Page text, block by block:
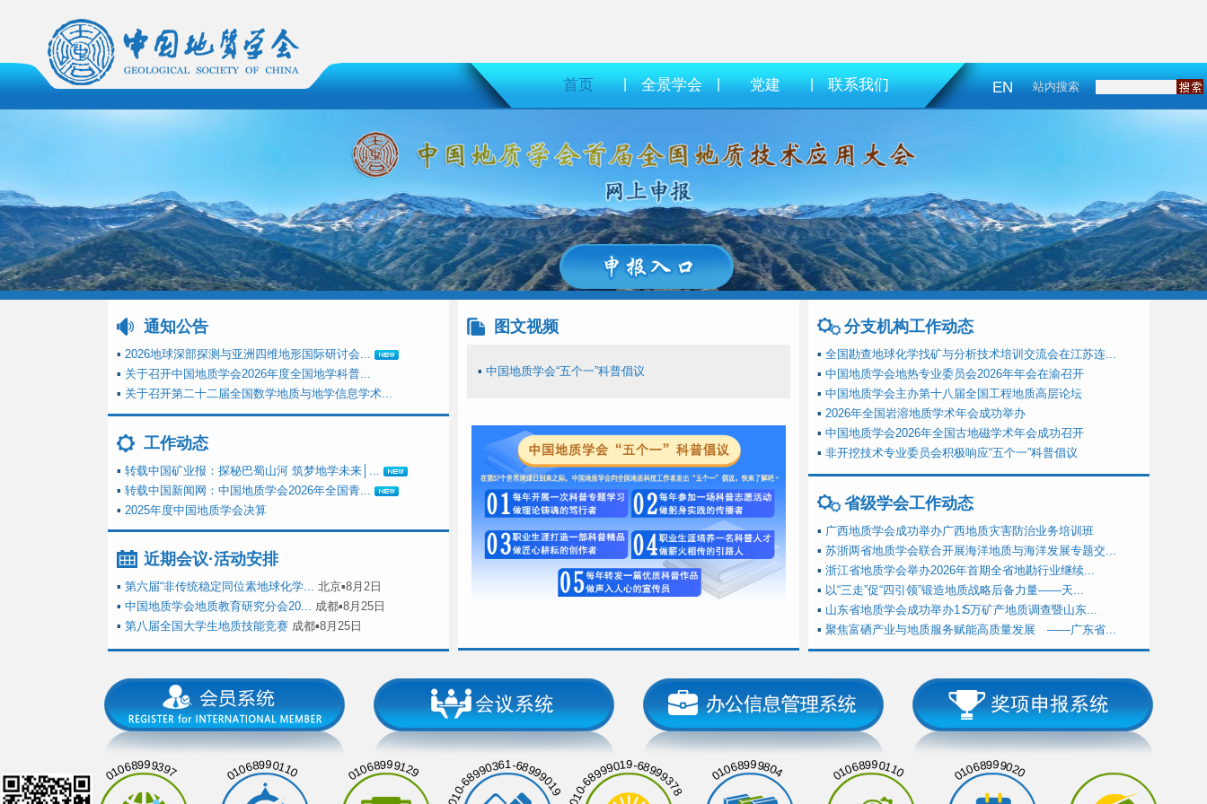
首页 | 全景学会 | 党建 | 联系我们 EN 站内搜索
通知公告
▪ 2026地球深部探测与亚洲四维地形国际研讨会...
▪ 关于召开中国地质学会2026年度全国地学科普...
▪ 关于召开第二十二届全国数学地质与地学信息学术...
工作动态
▪ 转载中国矿业报：探秘巴蜀山河 筑梦地学未来│...
▪ 转载中国新闻网：中国地质学会2026年全国青...
▪ 2025年度中国地质学会决算
近期会议·活动安排
▪ 第六届“非传统稳定同位素地球化学... 北京▪8月2日
▪ 中国地质学会地质教育研究分会20... 成都▪8月25日
▪ 第八届全国大学生地质技能竞赛 成都▪8月25日
图文视频
▪ 中国地质学会“五个一”科普倡议
分支机构工作动态
▪ 全国勘查地球化学找矿与分析技术培训交流会在江苏连...
▪ 中国地质学会地热专业委员会2026年年会在渝召开
▪ 中国地质学会主办第十八届全国工程地质高层论坛
▪ 2026年全国岩溶地质学术年会成功举办
▪ 中国地质学会2026年全国古地磁学术年会成功召开
▪ 非开挖技术专业委员会积极响应“五个一”科普倡议
省级学会工作动态
▪ 广西地质学会成功举办广西地质灾害防治业务培训班
▪ 苏浙两省地质学会联合开展海洋地质与海洋发展专题交...
▪ 浙江省地质学会举办2026年首期全省地勘行业继续...
▪ 以“三走”促“四引领”锻造地质战略后备力量——天...
▪ 山东省地质学会成功举办1∶5万矿产地质调查暨山东...
▪ 聚焦富硒产业与地质服务赋能高质量发展 ——广东省...
01068999397 01068990110 01068999129 010-68990361-68999019 010-68999019-68999378 01068999804 01068990110 01068999020